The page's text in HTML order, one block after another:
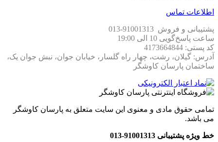
اطلاعات تماس
پشتیبانی و فروش 91001313-013
ساعت پاسخ‌گویی 10 الی 19:00
کد پستی: 4173664844
آدرس: گیلان، رشت، چهار راه گلسار، خیابان جوان، نبش جوان یک،
ساختمان پارسان کاوشگر
تمامی حقوق مادی و معنوی این سایت متعلق به پارسان کاوشگر
می باشد.
خط ویژه پشتیبانی 91001313-013